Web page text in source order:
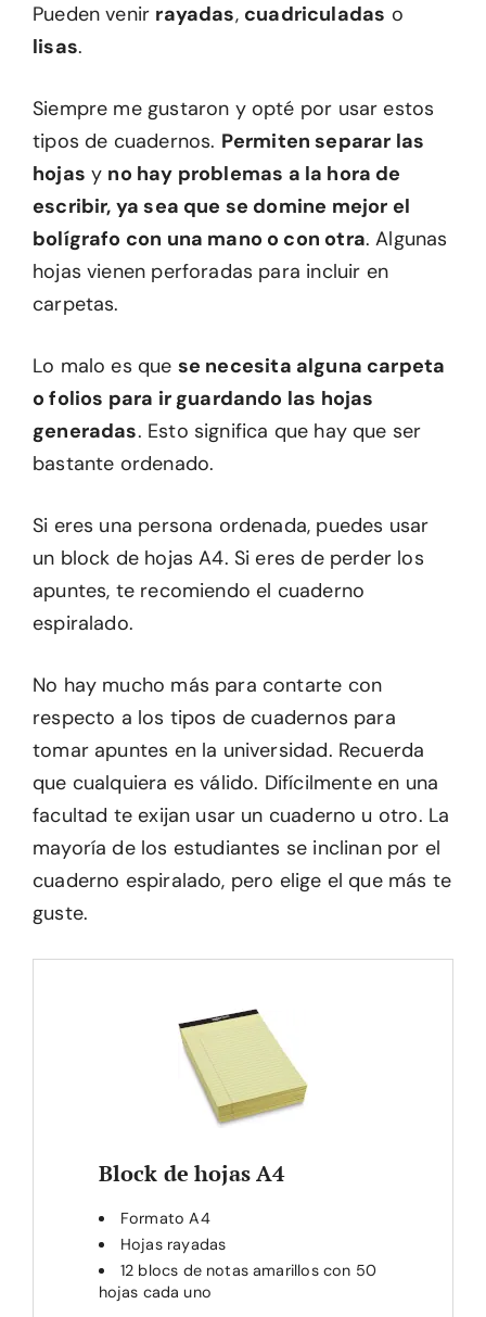
Pueden venir rayadas, cuadriculadas o
lisas.
Siempre me gustaron y opté por usar estos
tipos de cuadernos. Permiten separar las
hojas y no hay problemas a la hora de
escribir, ya sea que se domine mejor el
bolígrafo con una mano o con otra. Algunas
hojas vienen perforadas para incluir en
carpetas.
Lo malo es que se necesita alguna carpeta
o folios para ir guardando las hojas
generadas. Esto significa que hay que ser
bastante ordenado.
Si eres una persona ordenada, puedes usar
un block de hojas A4. Si eres de perder los
apuntes, te recomiendo el cuaderno
espiralado.
No hay mucho más para contarte con
respecto a los tipos de cuadernos para
tomar apuntes en la universidad. Recuerda
que cualquiera es válido. Difícilmente en una
facultad te exijan usar un cuaderno u otro. La
mayoría de los estudiantes se inclinan por el
cuaderno espiralado, pero elige el que más te
guste.
Block de hojas A4
Formato A4
Hojas rayadas
12 blocs de notas amarillos con 50
hojas cada uno